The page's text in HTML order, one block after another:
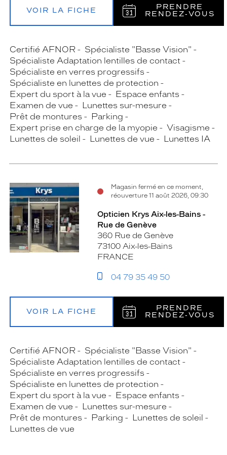
VOIR LA FICHE
PRENDRE
RENDEZ‑VOUS
Certifié AFNOR
Spécialiste "Basse Vision"
Spécialiste Adaptation lentilles de contact
Spécialiste en verres progressifs
Spécialiste en lunettes de protection
Expert du sport à la vue
Espace enfants
Examen de vue
Lunettes sur-mesure
Prêt de montures
Parking
Expert prise en charge de la myopie
Visagisme
Lunettes de soleil
Lunettes de vue Lunettes IA
Magasin fermé en ce moment,
réouverture 11 août 2026, 09:30
Opticien Krys Aix-les-Bains -
Rue de Genève
360 Rue de Genève
73100 Aix-les-Bains
FRANCE
04 79 35 49 50
VOIR LA FICHE
PRENDRE
RENDEZ‑VOUS
Certifié AFNOR
Spécialiste "Basse Vision"
Spécialiste Adaptation lentilles de contact
Spécialiste en verres progressifs
Spécialiste en lunettes de protection
Expert du sport à la vue
Espace enfants
Examen de vue
Lunettes sur-mesure
Prêt de montures
Parking
Lunettes de soleil
Lunettes de vue